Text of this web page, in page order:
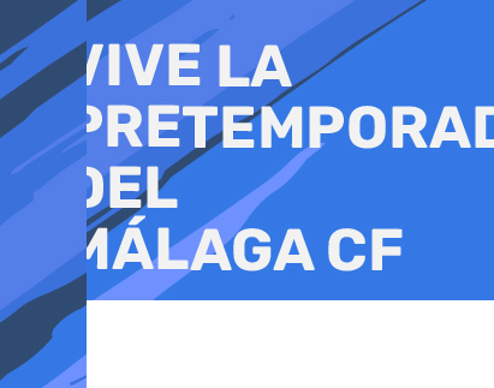
al
contenido